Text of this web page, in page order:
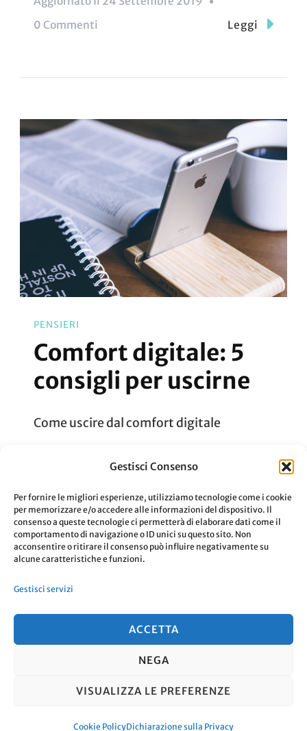
Gestisci Consenso
Per fornire le migliori esperienze, utilizziamo tecnologie come i cookie
per memorizzare e/o accedere alle informazioni del dispositivo. Il
consenso a queste tecnologie ci permetterà di elaborare dati come il
comportamento di navigazione o ID unici su questo sito. Non
acconsentire o ritirare il consenso può influire negativamente su
alcune caratteristiche e funzioni.
Gestisci servizi
ACCETTA
NEGA
VISUALIZZA LE PREFERENZE
Cookie PolicyDichiarazione sulla Privacy
0 Commenti
Questi
Smartphone
Potrai
Più
Usare
WhatsApp
Leggi
PENSIERI
Comfort digitale: 5
consigli per uscirne
Come uscire dal comfort digitale
22 Gennaio 2020
Su
Leggi
Paginazione
degli
Pagina
1 Pagina
2
riservati.Travel Nomad | Sviluppato da
Blossom Themes . Powered by WordPress